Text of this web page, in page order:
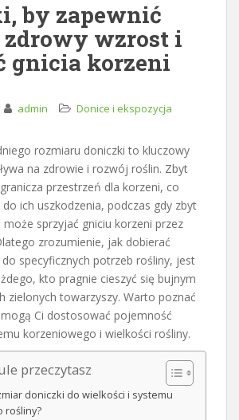
by zapewnić
wzrost i
gnicia korzeni
admin Donice i ekspozycja
rozmiaru doniczki to kluczowy
na zdrowie i rozwój roślin. Zbyt
przestrzeń dla korzeni, co
ich uszkodzenia, podczas gdy zbyt
sprzyjać gniciu korzeni przez
zrozumienie, jak dobierać
specyficznych potrzeb rośliny, jest
kto pragnie cieszyć się bujnym
zielonych towarzyszy. Warto poznać
Ci dostosować pojemność
korzeniowego i wielkości rośliny.
przeczytasz
doniczki do wielkości i systemu
rośliny?